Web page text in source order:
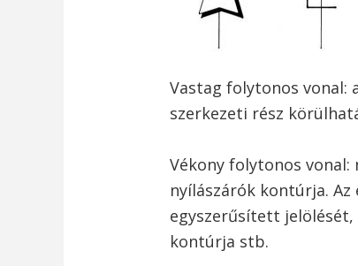
Vastag folytonos
szerkezeti rész
Vékony folytonos
nyílászárók kontúrja.
egyszerűsített jelölését,
kontúrja stb.